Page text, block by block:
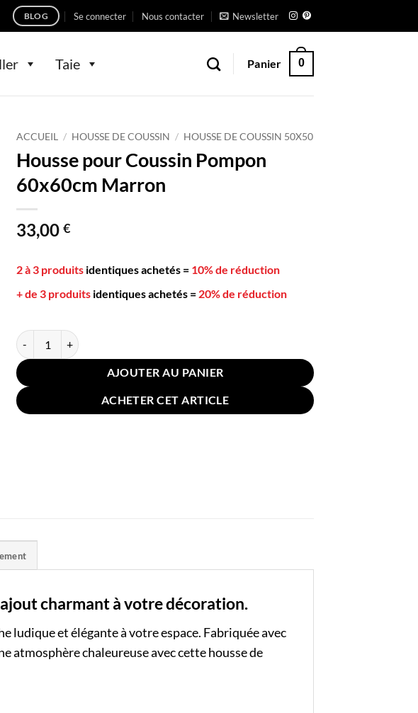
BLOG Se connecter Nous contacter Newsletter
Taie Panier 0
ACCUEIL / HOUSSE DE COUSSIN / HOUSSE DE COUSSIN 50X50
Housse pour Coussin Pompon
60x60cm Marron
33,00 €
2 à 3 produits identiques achetés = 10% de réduction
+ de 3 produits identiques achetés = 20% de réduction
quantité de Housse pour Coussin Pompon 60x60cm Marron
AJOUTER AU PANIER
ACHETER CET ARTICLE
charmant à votre décoration.
et élégante à votre espace. Fabriquée avec
atmosphère chaleureuse avec cette housse de